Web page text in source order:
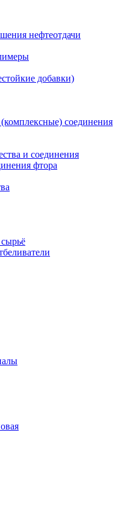
нефтеотдачи
добавки)
соединения
и соединения
фтора